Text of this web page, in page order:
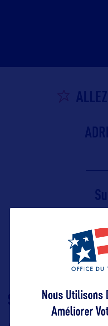
SUIVEZ-NOUS
Nous Utilisons
Améliorer